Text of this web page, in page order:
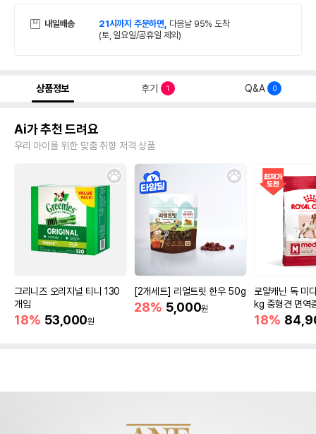
내일배송 21시까지 주문하면, 다음날 95% 도착
(토, 일요일/공휴일 제외)
상품정보 후기 1 Q&A 0
Ai가 추천 드려요
우리 아이를 위한 맞춤 취향 저격 상품
그리니즈 오리지널 티니 130
개입
18% 53,000원
[2개세트] 리얼트릿 한우 50g
28% 5,000원
로얄캐닌 독 미
kg 중형견 면역
18%